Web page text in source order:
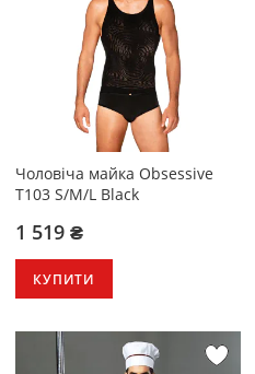
Чоловіча майка Obsessive
T103 S/M/L Black
1 519 ₴
КУПИТИ